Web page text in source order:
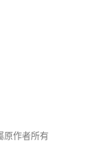
原作者所有